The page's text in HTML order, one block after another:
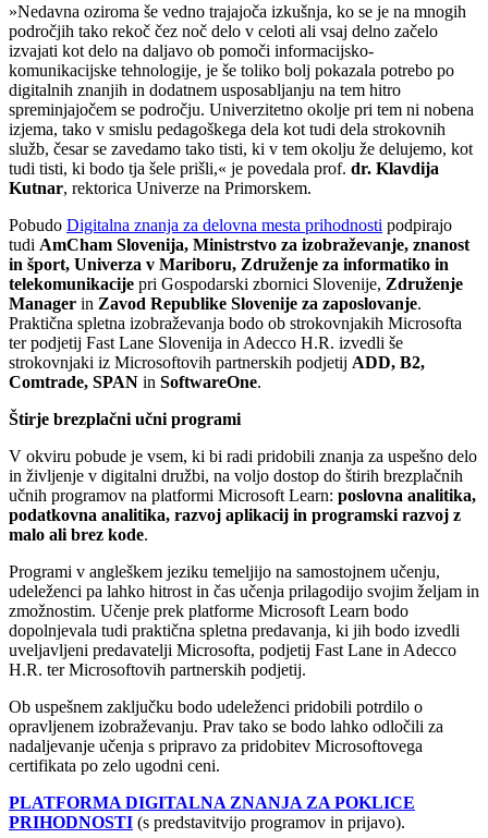
»Nedavna oziroma še vedno trajajoča izkušnja, ko se je na mnogih
področjih tako rekoč čez noč delo v celoti ali vsaj delno začelo
izvajati kot delo na daljavo ob pomoči informacijsko-
komunikacijske tehnologije, je še toliko bolj pokazala potrebo po
digitalnih znanjih in dodatnem usposabljanju na tem hitro
spreminjajočem se področju. Univerzitetno okolje pri tem ni nobena
izjema, tako v smislu pedagoškega dela kot tudi dela strokovnih
služb, česar se zavedamo tako tisti, ki v tem okolju že delujemo, kot
tudi tisti, ki bodo tja šele prišli,« je povedala prof. dr. Klavdija
Kutnar, rektorica Univerze na Primorskem.
Pobudo Digitalna znanja za delovna mesta prihodnosti podpirajo
tudi AmCham Slovenija, Ministrstvo za izobraževanje, znanost
in šport, Univerza v Mariboru, Združenje za informatiko in
telekomunikacije pri Gospodarski zbornici Slovenije, Združenje
Manager in Zavod Republike Slovenije za zaposlovanje.
Praktična spletna izobraževanja bodo ob strokovnjakih Microsofta
ter podjetij Fast Lane Slovenija in Adecco H.R. izvedli še
strokovnjaki iz Microsoftovih partnerskih podjetij ADD, B2,
Comtrade, SPAN in SoftwareOne.
Štirje brezplačni učni programi
V okviru pobude je vsem, ki bi radi pridobili znanja za uspešno delo
in življenje v digitalni družbi, na voljo dostop do štirih brezplačnih
učnih programov na platformi Microsoft Learn: poslovna analitika,
podatkovna analitika, razvoj aplikacij in programski razvoj z
malo ali brez kode.
Programi v angleškem jeziku temeljijo na samostojnem učenju,
udeleženci pa lahko hitrost in čas učenja prilagodijo svojim željam in
zmožnostim. Učenje prek platforme Microsoft Learn bodo
dopolnjevala tudi praktična spletna predavanja, ki jih bodo izvedli
uveljavljeni predavatelji Microsofta, podjetij Fast Lane in Adecco
H.R. ter Microsoftovih partnerskih podjetij.
Ob uspešnem zaključku bodo udeleženci pridobili potrdilo o
opravljenem izobraževanju. Prav tako se bodo lahko odločili za
nadaljevanje učenja s pripravo za pridobitev Microsoftovega
certifikata po zelo ugodni ceni.
PLATFORMA DIGITALNA ZNANJA ZA POKLICE
PRIHODNOSTI (s predstavitvijo programov in prijavo).